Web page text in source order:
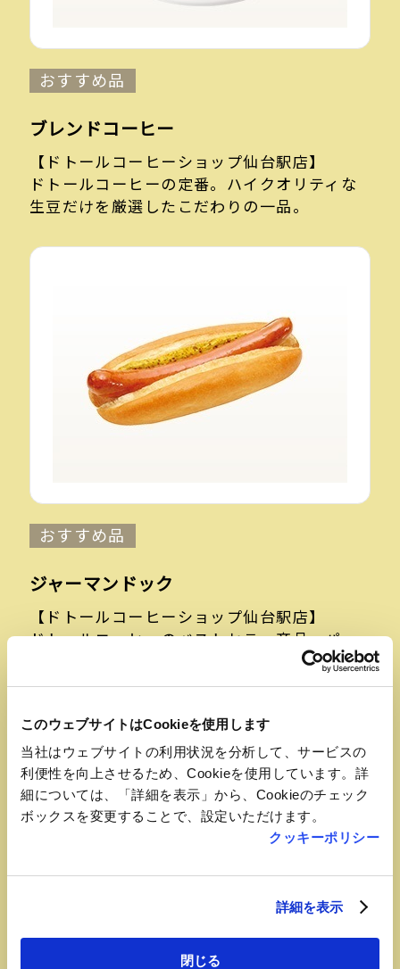
このウェブサイトはCookieを使用します
当社はウェブサイトの利用状況を分析して、サービスの
利便性を向上させるため、Cookieを使用しています。詳
細については、「詳細を表示」から、Cookieのチェック
ボックスを変更することで、設定いただけます。
クッキーポリシー
詳細を表示
閉じる
おすすめ品
ブレンドコーヒー
【ドトールコーヒーショップ仙台駅店】
ドトールコーヒーの定番。ハイクオリティな
生豆だけを厳選したこだわりの一品。
おすすめ品
ジャーマンドック
【ドトールコーヒーショップ仙台駅店】
ドトールコーヒーのベストセラー商品。パ
ン、ソーセージ、マスタード、全てにこだわ
った自信作。